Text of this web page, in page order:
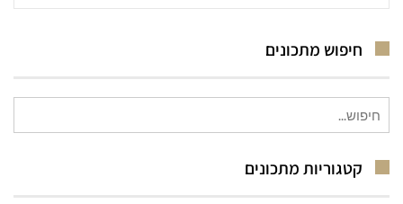
חיפוש מתכונים
עבור:
קטגוריות מתכונים